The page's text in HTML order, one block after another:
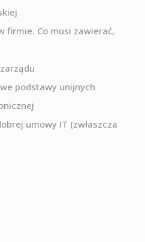
firmie. Co musi zawierać,
podstawy unijnych
umowy IT (zwłaszcza